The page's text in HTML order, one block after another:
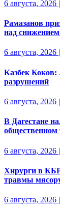
6 августа, 2026 |
Рамазанов
над
6 августа, 2026
Казбек Коков:
разрушений
6 августа, 2026 |
В Дагестане
общественном
6 августа, 2026 |
Хирурги в КБР
травмы
6 августа, 2026 |